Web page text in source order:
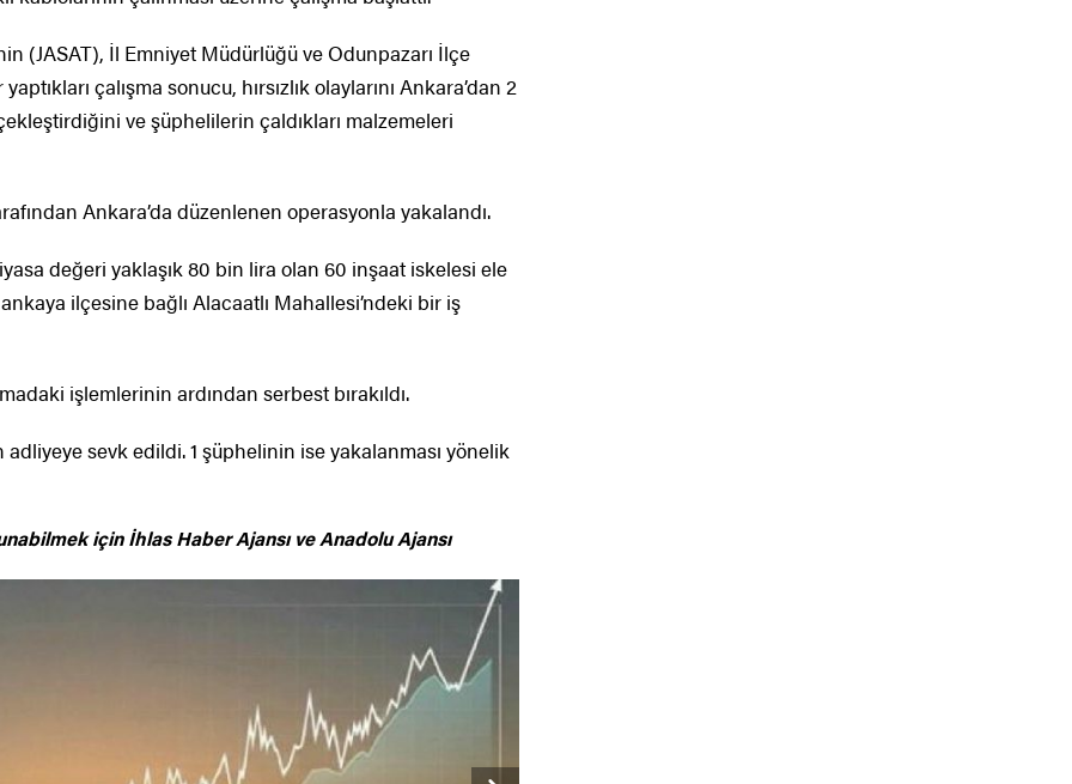
(JASAT), İl Emniyet Müdürlüğü ve Odunpazarı İlçe
çalışma sonucu, hırsızlık olaylarını Ankara’dan 2
ve şüphelilerin çaldıkları malzemeleri
Ankara’da düzenlenen operasyonla yakalandı.
değeri yaklaşık 80 bin lira olan 60 inşaat iskelesi ele
ilçesine bağlı Alacaatlı Mahallesi’ndeki bir iş
işlemlerinin ardından serbest bırakıldı.
adliyeye sevk edildi. 1 şüphelinin ise yakalanması yönelik
için İhlas Haber Ajansı ve Anadolu Ajansı